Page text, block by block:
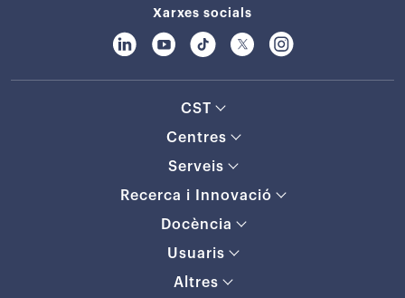
Xarxes socials
CST
Centres
Serveis
Recerca i Innovació
Docència
Usuaris
Altres